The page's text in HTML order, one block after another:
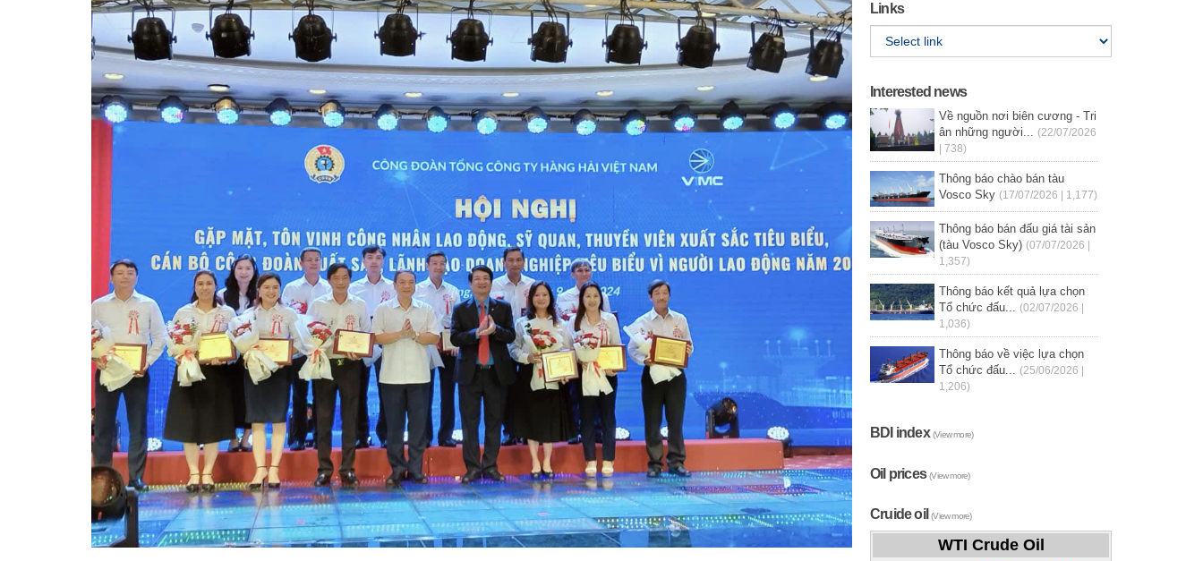
Links
Interested news
Về nguồn nơi biên cương - Tri
ân những người... (22/07/2026
| 738)
Thông báo chào bán tàu
Vosco Sky (17/07/2026 | 1,177)
Thông báo bán đấu giá tài sản
(tàu Vosco Sky) (07/07/2026 |
1,357)
Thông báo kết quả lựa chọn
Tổ chức đấu... (02/07/2026 |
1,036)
Thông báo về việc lựa chọn
Tổ chức đấu... (25/06/2026 |
1,206)
BDI index(View more)
Oil prices(View more)
Cruide oil(View more)
WTI Crude Oil